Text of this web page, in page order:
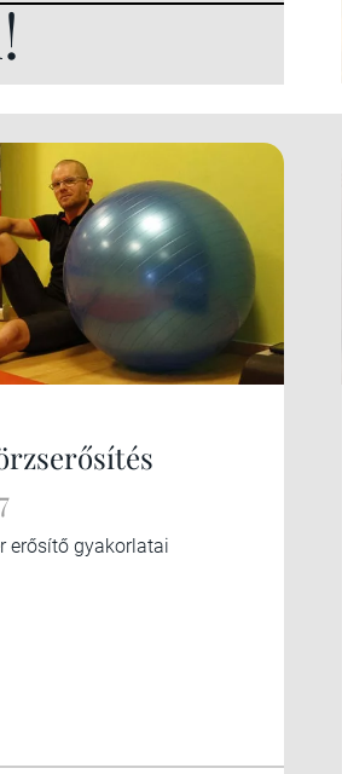
erősítő gyakorlatai